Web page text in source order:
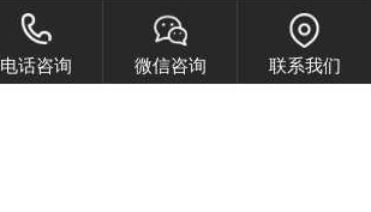
时间：2023-06-05
安徽西门子变频器如何做到节能呢
电话咨询 微信咨询 联系我们